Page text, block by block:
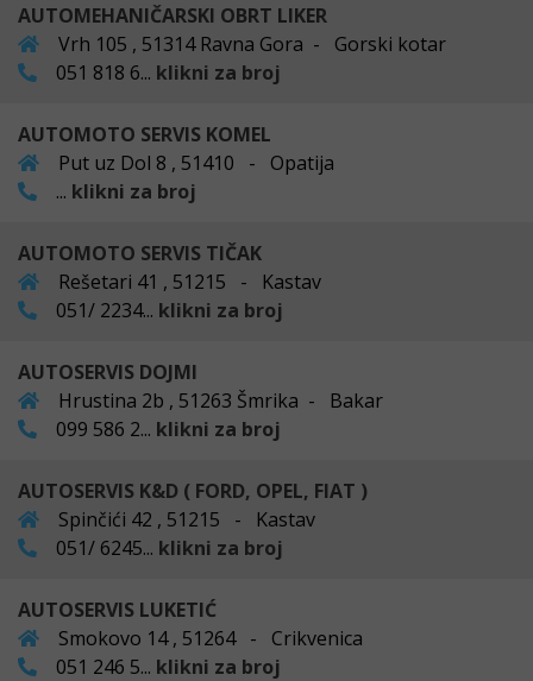
AUTOMEHANIČARSKI OBRT LIKER
Vrh 105 , 51314 Ravna Gora - Gorski kotar
051 818 6... klikni za broj
AUTOMOTO SERVIS KOMEL
Put uz Dol 8 , 51410 - Opatija
... klikni za broj
AUTOMOTO SERVIS TIČAK
Rešetari 41 , 51215 - Kastav
051/ 2234... klikni za broj
AUTOSERVIS DOJMI
Hrustina 2b , 51263 Šmrika - Bakar
099 586 2... klikni za broj
AUTOSERVIS K&D ( FORD, OPEL, FIAT )
Spinčići 42 , 51215 - Kastav
051/ 6245... klikni za broj
AUTOSERVIS LUKETIĆ
Smokovo 14 , 51264 - Crikvenica
051 246 5... klikni za broj